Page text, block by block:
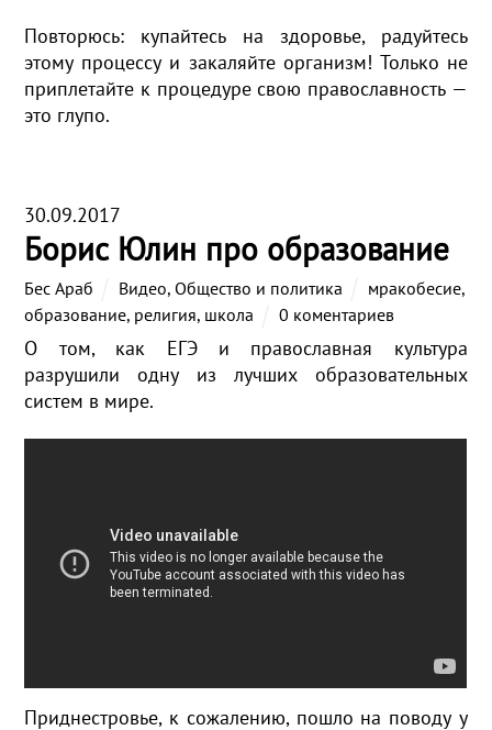
Повторюсь: купайтесь на здоровье, радуйтесь
этому процессу и закаляйте организм! Только не
приплетайте к процедуре свою православность —
это глупо.
30.09.2017
Борис Юлин про образование
Бес Араб Видео,Общество и политика мракобесие,
образование, религия, школа 0 коментариев
О том, как ЕГЭ и православная культура
разрушили одну из лучших образовательных
систем в мире.
Приднестровье, к сожалению, пошло на поводу у